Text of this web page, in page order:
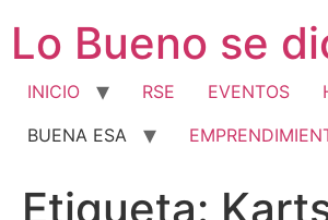
contenido
Lo Bueno se
INICIO RSE EVENTOS
BUENA ESA
Etiqueta: